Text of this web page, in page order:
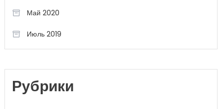
Май 2020
Июль 2019
Рубрики